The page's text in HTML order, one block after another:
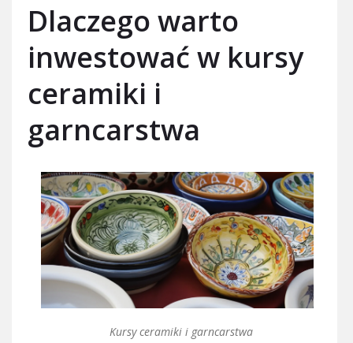
Dlaczego warto
inwestować w kursy
ceramiki i
garncarstwa
Kursy ceramiki i garncarstwa